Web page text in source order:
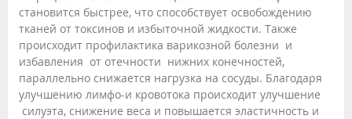
становится быстрее, что способствует освобождению
тканей от токсинов и избыточной жидкости. Также
происходит профилактика варикозной болезни и
избавления от отечности нижних конечностей,
параллельно снижается нагрузка на сосуды. Благодаря
улучшению лимфо-и кровотока происходит улучшение
силуэта, снижение веса и повышается эластичность и